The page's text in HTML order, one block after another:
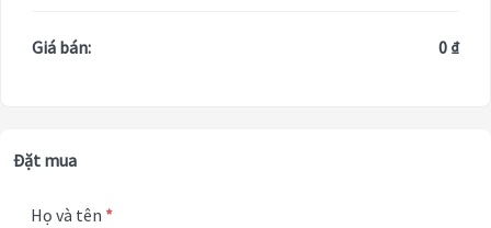
Giá bán: 0 ₫
Đặt mua
Họ và tên *